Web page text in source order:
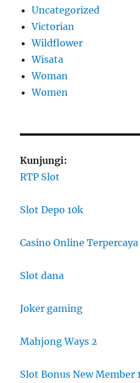
Uncategorized
Victorian
Wildflower
Wisata
Woman
Women
Kunjungi:
RTP Slot
Slot Depo 10k
Casino Online Terpercaya
Slot dana
Joker gaming
Mahjong Ways 2
Slot Bonus New Member